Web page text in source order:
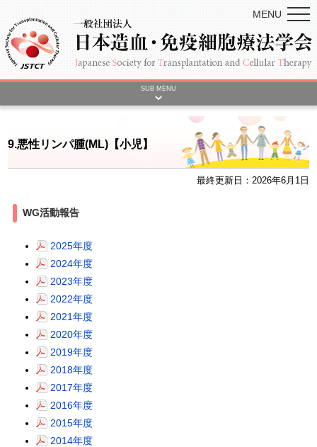
MENU
SUB MENU
9.悪性リンパ腫(ML)【小児】
最終更新日：2026年6月1日
WG活動報告
2025年度
2024年度
2023年度
2022年度
2021年度
2020年度
2019年度
2018年度
2017年度
2016年度
2015年度
2014年度